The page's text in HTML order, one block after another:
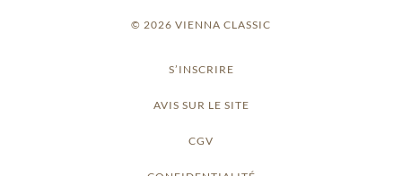
© 2026 VIENNA CLASSIC
S’INSCRIRE
AVIS SUR LE SITE
CGV